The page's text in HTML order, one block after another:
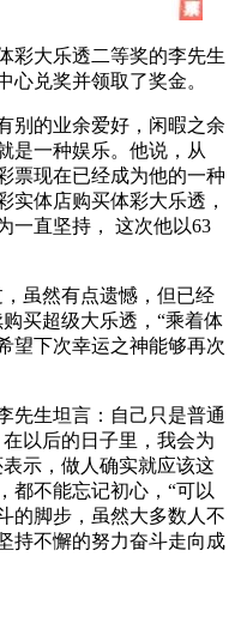
彩大乐透二等奖的李先生
心兑奖并领取了奖金。
别的业余爱好，闲暇之余
是一种娱乐。他说，从
票现在已经成为他的一种
实体店购买体彩大乐透，
一直坚持， 这次他以63
虽然有点遗憾，但已经
买超级大乐透，“乘着体
望下次幸运之神能够再次
先生坦言：自己只是普通
以后的日子里，我会为
示，做人确实就应该这
都不能忘记初心，“可以
的脚步，虽然大多数人不
持不懈的努力奋斗走向成